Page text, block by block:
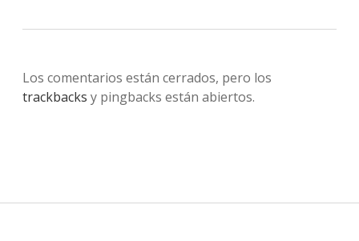
Los comentarios están cerrados, pero los
trackbacks y pingbacks están abiertos.